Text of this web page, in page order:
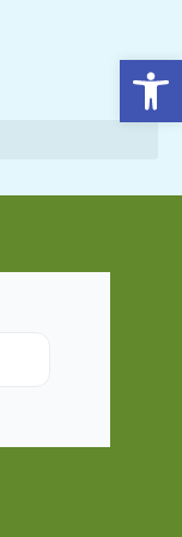
Eszköztár megnyitása